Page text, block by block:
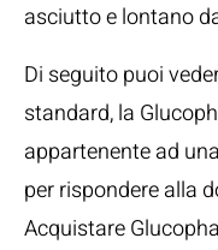
asciutto e lontano
Di seguito puoi
standard, la
appartenente ad
per rispondere alla
Acquistare